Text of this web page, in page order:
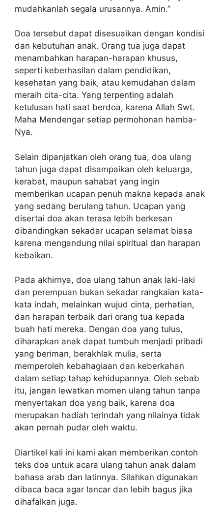
mudahkanlah segala urusannya. Amin.”
Doa tersebut dapat disesuaikan dengan kondisi
dan kebutuhan anak. Orang tua juga dapat
menambahkan harapan-harapan khusus,
seperti keberhasilan dalam pendidikan,
kesehatan yang baik, atau kemudahan dalam
meraih cita-cita. Yang terpenting adalah
ketulusan hati saat berdoa, karena Allah Swt.
Maha Mendengar setiap permohonan hamba-
Nya.
Selain dipanjatkan oleh orang tua, doa ulang
tahun juga dapat disampaikan oleh keluarga,
kerabat, maupun sahabat yang ingin
memberikan ucapan penuh makna kepada anak
yang sedang berulang tahun. Ucapan yang
disertai doa akan terasa lebih berkesan
dibandingkan sekadar ucapan selamat biasa
karena mengandung nilai spiritual dan harapan
kebaikan.
Pada akhirnya, doa ulang tahun anak laki-laki
dan perempuan bukan sekadar rangkaian kata-
kata indah, melainkan wujud cinta, perhatian,
dan harapan terbaik dari orang tua kepada
buah hati mereka. Dengan doa yang tulus,
diharapkan anak dapat tumbuh menjadi pribadi
yang beriman, berakhlak mulia, serta
memperoleh kebahagiaan dan keberkahan
dalam setiap tahap kehidupannya. Oleh sebab
itu, jangan lewatkan momen ulang tahun tanpa
menyertakan doa yang baik, karena doa
merupakan hadiah terindah yang nilainya tidak
akan pernah pudar oleh waktu.
Diartikel kali ini kami akan memberikan contoh
teks doa untuk acara ulang tahun anak dalam
bahasa arab dan latinnya. Silahkan digunakan
dibaca baca agar lancar dan lebih bagus jika
dihafalkan juga.